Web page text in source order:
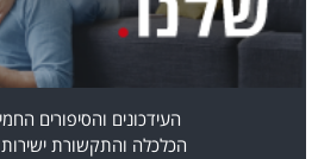
העידכונים והסיפורים
הכלכלה והתקשורת